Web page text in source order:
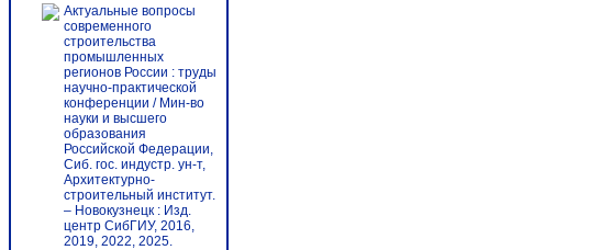
Актуальные вопросы
современного
строительства
промышленных
регионов России : труды
научно-практической
конференции / Мин-во
науки и высшего
образования
Российской Федерации,
Сиб. гос. индустр. ун-т,
Архитектурно-
строительный институт.
– Новокузнецк : Изд.
центр СибГИУ, 2016,
2019, 2022, 2025.